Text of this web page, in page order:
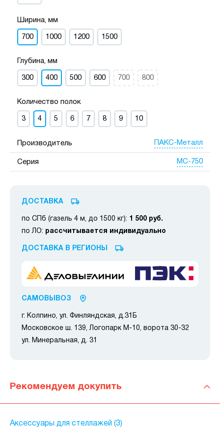
Ширина, мм
700 1000 1200 1500
Глубина, мм
300 400 500 600 700 800
Количество полок
3 4 5 6 7 8 9 10
Производитель ПАКС-Металл
Серия МС-750
ДОСТАВКА
по СПб (газель 4 м, до 1500 кг): 1 500 руб.
по ЛО: рассчитывается индивидуально
ДОСТАВКА В РЕГИОНЫ
САМОВЫВОЗ
г. Колпино, ул. Финляндская, д.31Б
Московское ш. 139, Логопарк М-10, ворота 30-32
ул. Минеральная, д. 31
Рекомендуем докупить
Аксессуары для стеллажей (3)